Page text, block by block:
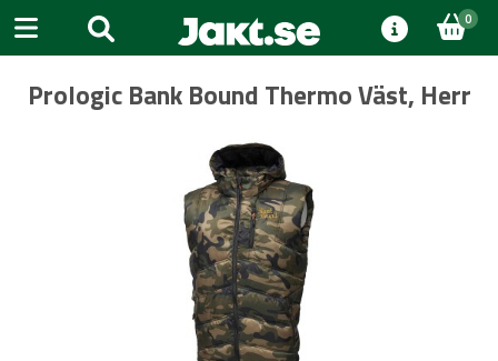
0
Prologic Bank Bound Thermo Väst, Herr